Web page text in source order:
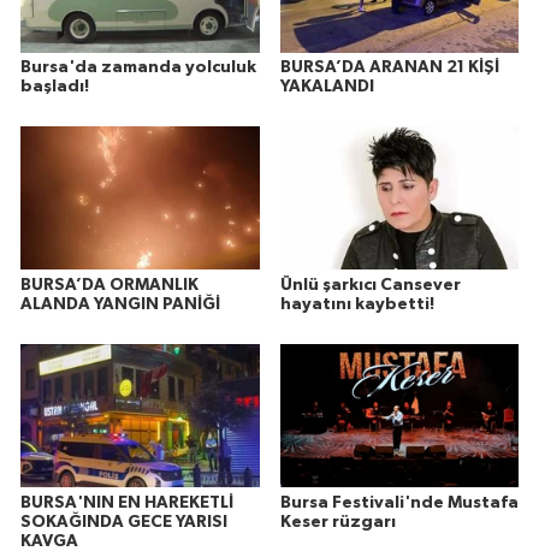
Bursa'da zamanda yolculuk
başladı!
BURSA’DA ARANAN 21 KİŞİ
YAKALANDI
BURSA’DA ORMANLIK
ALANDA YANGIN PANİĞİ
Ünlü şarkıcı Cansever
hayatını kaybetti!
BURSA'NIN EN HAREKETLİ
SOKAĞINDA GECE YARISI
KAVGA
Bursa Festivali'nde Mustafa
Keser rüzgarı